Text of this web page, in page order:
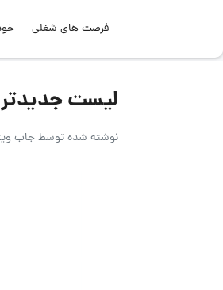
فرصت های شغلی
لیست جدیدترین
نوشته شده توسطجاب